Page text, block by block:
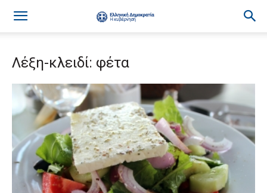
Λέξη-κλειδί: φέτα